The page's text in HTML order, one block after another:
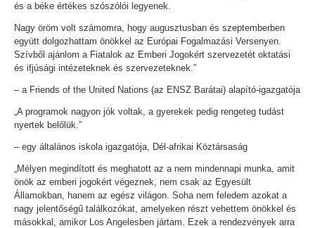
és a béke értékes szószólói legyenek.
Nagy öröm volt számomra, hogy augusztusban és szeptemberben
együtt dolgozhattam önökkel az Európai Fogalmazási Versenyen.
Szívből ajánlom a Fiatalok az Emberi Jogokért szervezetét oktatási
és ifjúsági intézeteknek és szervezeteknek.”
– a Friends of the United Nations (az ENSZ Barátai) alapító-igazgatója
„A programok nagyon jók voltak, a gyerekek pedig rengeteg tudást
nyertek belőlük.”
– egy általános iskola igazgatója, Dél-afrikai Köztársaság
„Mélyen megindított és meghatott az a nem mindennapi munka, amit
önök az emberi jogokért végeznek, nem csak az Egyesült
Államokban, hanem az egész világon. Soha nem feledem azokat a
nagy jelentőségű találkozókat, amelyeken részt vehettem önökkel és
másokkal, amikor Los Angelesben jártam. Ezek a rendezvények arra